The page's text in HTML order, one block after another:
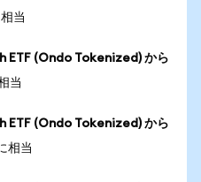
当
ETF (Ondo Tokenized) から
当
ETF (Ondo Tokenized) から
相当